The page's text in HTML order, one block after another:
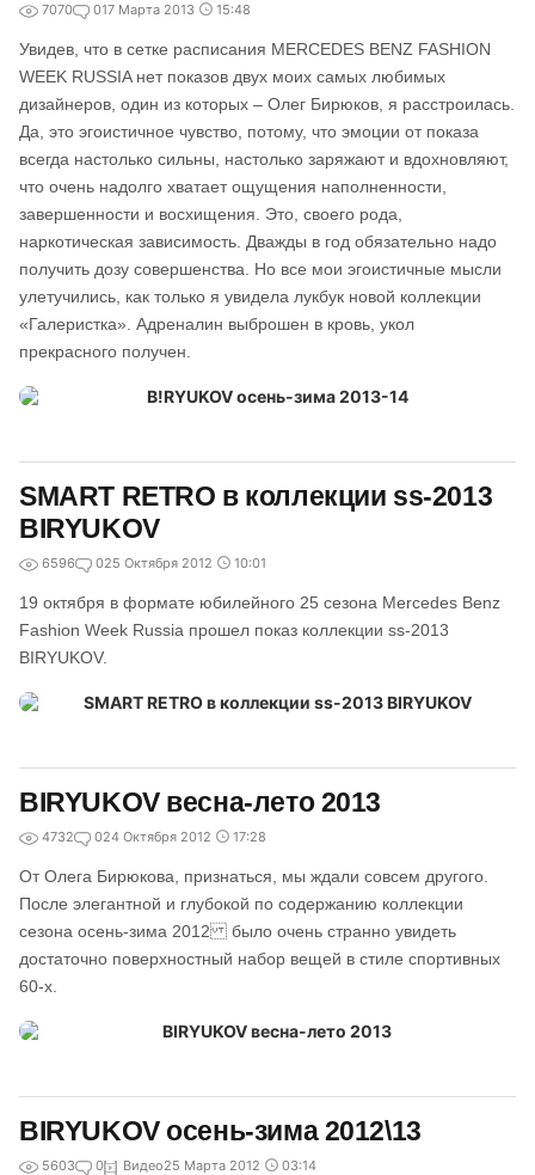
7070 017 Марта 2013 15:48
Увидев, что в сетке расписания MERCEDES BENZ FASHION
WEEK RUSSIA нет показов двух моих самых любимых
дизайнеров, один из которых – Олег Бирюков, я расстроилась.
Да, это эгоистичное чувство, потому, что эмоции от показа
всегда настолько сильны, настолько заряжают и вдохновляют,
что очень надолго хватает ощущения наполненности,
завершенности и восхищения. Это, своего рода,
наркотическая зависимость. Дважды в год обязательно надо
получить дозу совершенства. Но все мои эгоистичные мысли
улетучились, как только я увидела лукбук новой коллекции
«Галеристка». Адреналин выброшен в кровь, укол
прекрасного получен.
SMART RETRO в коллекции ss-2013
BIRYUKOV
6596 025 Октября 2012 10:01
19 октября в формате юбилейного 25 сезона Mercedes Benz
Fashion Week Russia прошел показ коллекции ss-2013
BIRYUKOV.
BIRYUKOV весна-лето 2013
4732 024 Октября 2012 17:28
От Олега Бирюкова, признаться, мы ждали совсем другого.
После элегантной и глубокой по содержанию коллекции
сезона осень-зима 2012 было очень странно увидеть
достаточно поверхностный набор вещей в стиле спортивных
60-х.
BIRYUKOV осень-зима 2012\13
5603 0 Видео25 Марта 2012 03:14